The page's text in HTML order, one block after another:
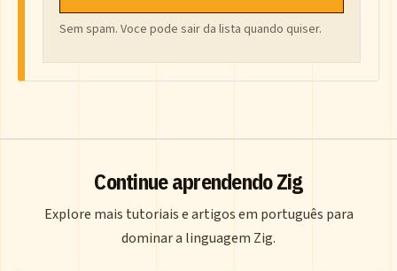
Sem spam. Voce pode sair da lista quando quiser.
Continue aprendendo Zig
Explore mais tutoriais e artigos em português para
dominar a linguagem Zig.